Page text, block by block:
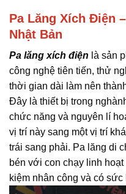
Pa Lăng Xích Điện
Nhật Bản
Pa lăng xích điện là sản
công nghệ tiên tiến, thử
thời gian dài làm nên
Đây là thiết bị trong
chức năng và nguyên lí
vị trí này sang một vị trí
trái sang phải. Pa lăng di
bén với con chạy linh
kiệm nhân công và có